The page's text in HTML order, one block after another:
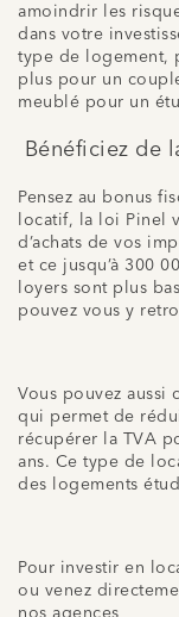
amoindrir les
dans votre
type de logement,
plus pour un
meublé pour un
Bénéficiez de
Pensez au bonus
locatif, la loi Pinel
d’achats de vos
et ce jusqu’à 300
loyers sont plus
pouvez vous y
Vous pouvez
qui permet de
récupérer la TVA
ans. Ce type de
des logements
Pour investir en
ou venez